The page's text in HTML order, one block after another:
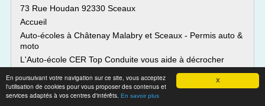
X
En poursuivant votre navigation sur ce site, vous acceptez
l'utilisation de cookies pour vous proposer des contenus et
services adaptés à vos centres d'intérêts. En savoir plus
73 Rue Houdan 92330 Sceaux
Accueil
Auto-écoles à Châtenay Malabry et Sceaux - Permis auto &
moto
L'Auto-école CER Top Conduite vous aide à décrocher
votre permis auto ou votre permis moto. Pour ce faire, notre
équipe de moniteurs vous forme au code de la route et à la
conduite.